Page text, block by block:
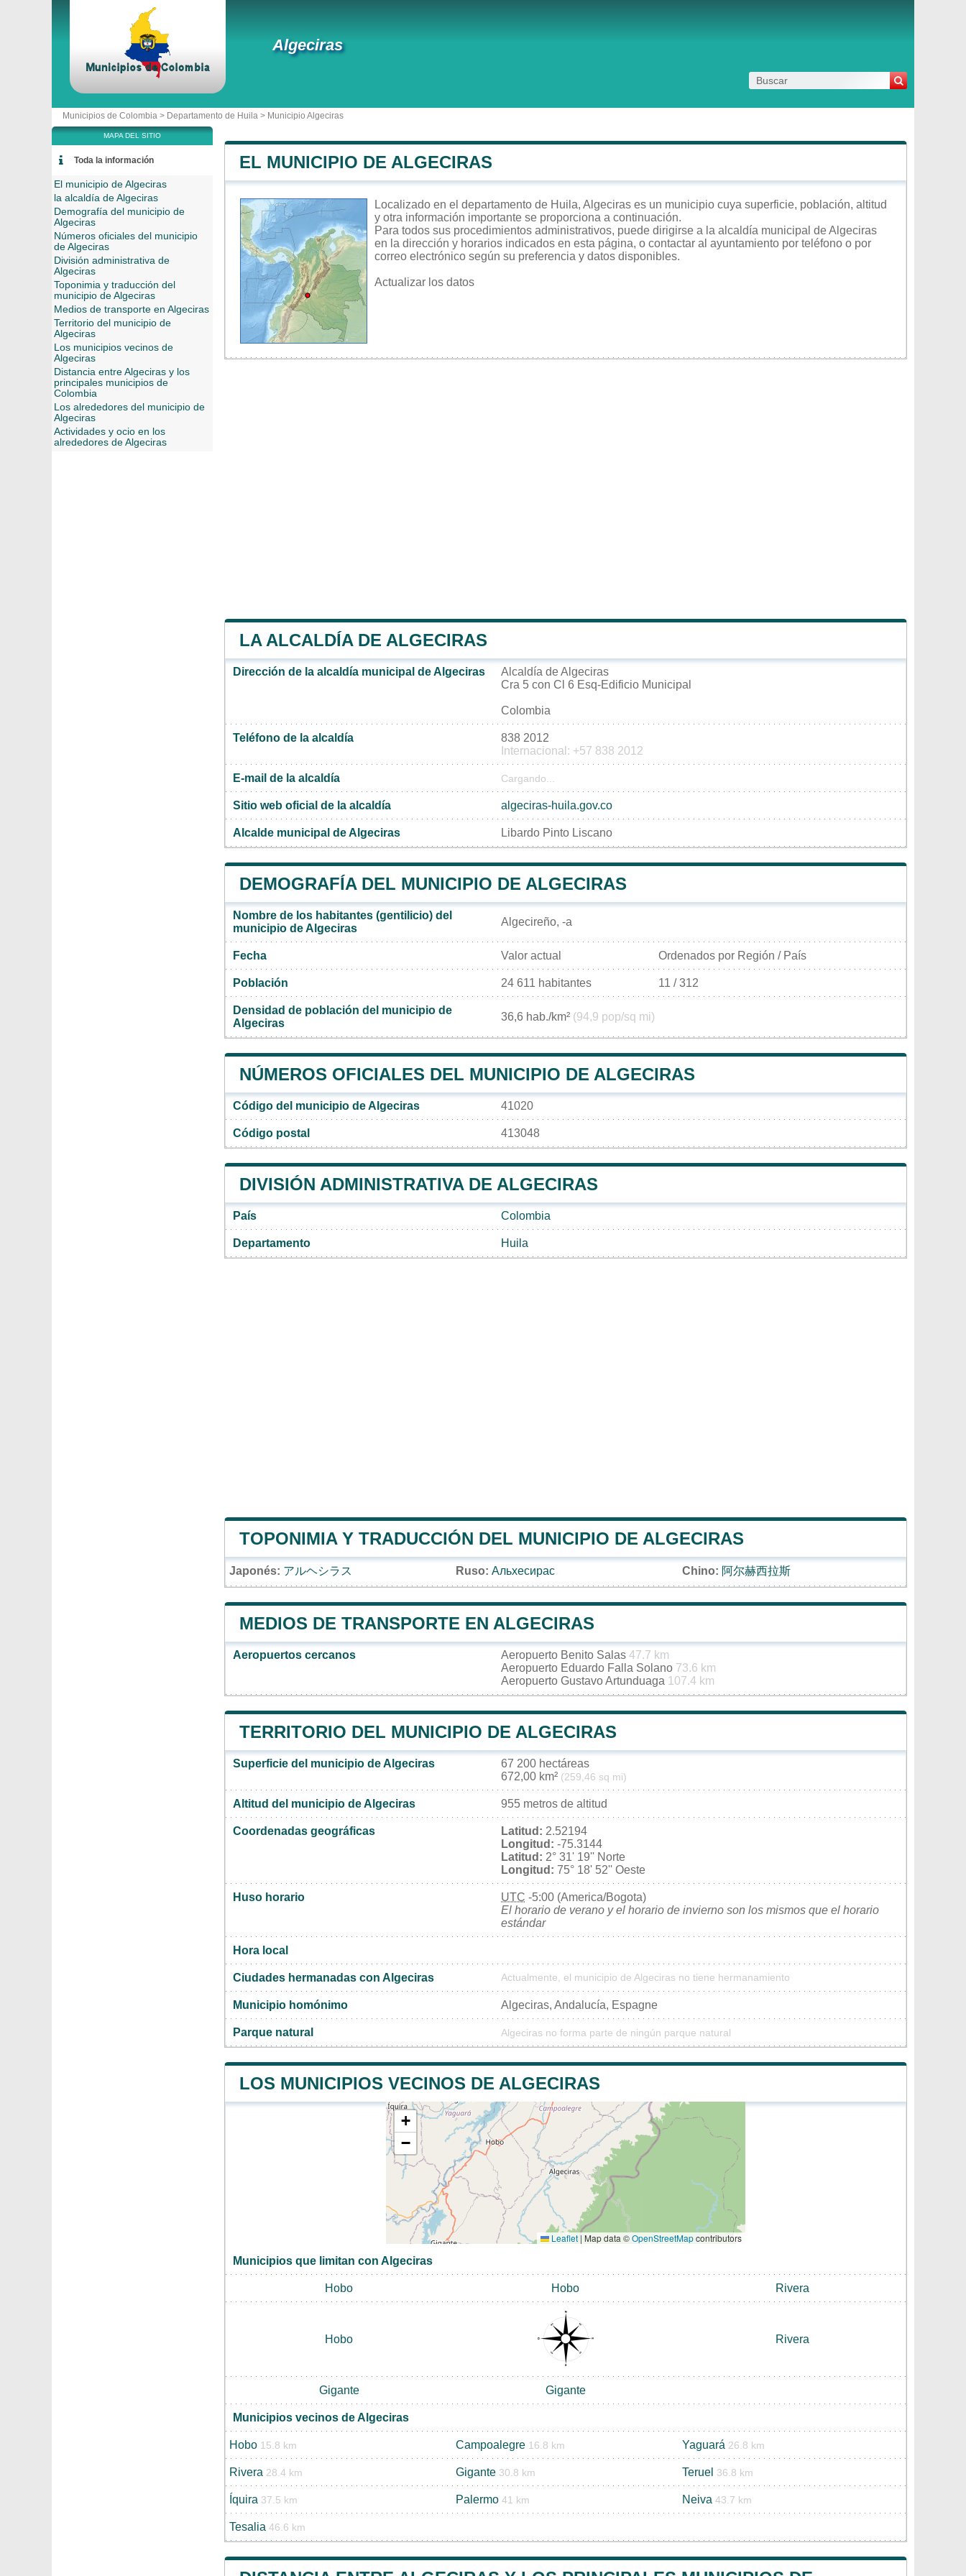
Algeciras
Municipios de Colombia > Departamento de Huila > Municipio Algeciras
EL MUNICIPIO DE ALGECIRAS
Localizado en el departamento de Huila, Algeciras es un municipio cuya superficie, población, altitud
y otra información importante se proporciona a continuación.
Para todos sus procedimientos administrativos, puede dirigirse a la alcaldía municipal de Algeciras
en la dirección y horarios indicados en esta página, o contactar al ayuntamiento por teléfono o por
correo electrónico según su preferencia y datos disponibles.
Actualizar los datos
LA ALCALDÍA DE ALGECIRAS
Dirección de la alcaldía municipal de Algeciras
Alcaldía de Algeciras
Cra 5 con Cl 6 Esq-Edificio Municipal
Colombia
Teléfono de la alcaldía
838 2012
Internacional: +57 838 2012
E-mail de la alcaldía Cargando...
Sitio web oficial de la alcaldía algeciras-huila.gov.co
Alcalde municipal de Algeciras Libardo Pinto Liscano
DEMOGRAFÍA DEL MUNICIPIO DE ALGECIRAS
Nombre de los habitantes (gentilicio) del
municipio de Algeciras
Algecireño, -a
Fecha Valor actual Ordenados por Región / País
Población 24 611 habitantes 11 / 312
Densidad de población del municipio de
Algeciras
36,6 hab./km² (94,9 pop/sq mi)
NÚMEROS OFICIALES DEL MUNICIPIO DE ALGECIRAS
Código del municipio de Algeciras 41020
Código postal 413048
DIVISIÓN ADMINISTRATIVA DE ALGECIRAS
País Colombia
Departamento Huila
TOPONIMIA Y TRADUCCIÓN DEL MUNICIPIO DE ALGECIRAS
Japonés: アルヘシラス Ruso: Альхесирас Chino: 阿尔赫西拉斯
MEDIOS DE TRANSPORTE EN ALGECIRAS
Aeropuertos cercanos Aeropuerto Benito Salas 47.7 km
Aeropuerto Eduardo Falla Solano 73.6 km
Aeropuerto Gustavo Artunduaga 107.4 km
TERRITORIO DEL MUNICIPIO DE ALGECIRAS
Superficie del municipio de Algeciras
67 200 hectáreas
672,00 km² (259,46 sq mi)
Altitud del municipio de Algeciras 955 metros de altitud
Coordenadas geográficas Latitud: 2.52194
Longitud: -75.3144
Latitud: 2° 31' 19'' Norte
Longitud: 75° 18' 52'' Oeste
Huso horario UTC -5:00 (America/Bogota)
El horario de verano y el horario de invierno son los mismos que el horario
estándar
Hora local
Ciudades hermanadas con Algeciras Actualmente, el municipio de Algeciras no tiene hermanamiento
Municipio homónimo Algeciras, Andalucía, Espagne
Parque natural Algeciras no forma parte de ningún parque natural
LOS MUNICIPIOS VECINOS DE ALGECIRAS
+
−
Leaflet | Map data ©OpenStreetMapcontributors
Municipios que limitan con Algeciras
Hobo Hobo Rivera
Hobo Rivera
Gigante Gigante
Municipios vecinos de Algeciras
Hobo 15.8 km Campoalegre 16.8 km Yaguará 26.8 km
Rivera 28.4 km Gigante 30.8 km Teruel 36.8 km
Íquira 37.5 km Palermo 41 km Neiva 43.7 km
Tesalia 46.6 km
MAPA DEL SITIO
Toda la información
El municipio de Algeciras
la alcaldía de Algeciras
Demografía del municipio de
Algeciras
Números oficiales del municipio
de Algeciras
División administrativa de
Algeciras
Toponimia y traducción del
municipio de Algeciras
Medios de transporte en Algeciras
Territorio del municipio de
Algeciras
Los municipios vecinos de
Algeciras
Distancia entre Algeciras y los
principales municipios de
Colombia
Los alrededores del municipio de
Algeciras
Actividades y ocio en los
alrededores de Algeciras